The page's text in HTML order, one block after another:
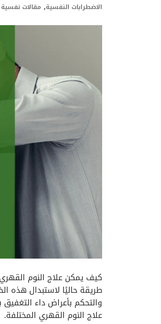
الاضطرابات النفسية, مقالات نفسية
كيف يمكن علاج النوم
طريقة حاليًا لاستبدال هذه
والتحكم بأعراض داء
علاج النوم القهري المختلفة.